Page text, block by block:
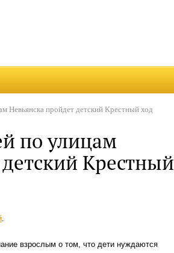
Невьянска пройдет детский Крестный ход
по улицам
Крестный
.
взрослым о том, что дети нуждаются